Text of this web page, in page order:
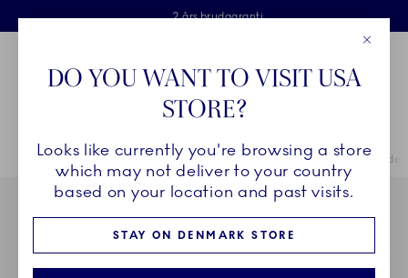
Skip Navigation
Fri levering ved køb over 500 kr. og fri retur
Gratis gaveindpakning
2 års brudgaranti
Royal Copenhagen
Breadcrumb Headlinesss
HjemINSPIRATION Table Setting Musselmalet Helblonde
DO YOU WANT TO VISIT USA
STORE?
Looks like currently you're browsing a store
which may not deliver to your country
based on your location and past visits.
STAY ON DENMARK STORE